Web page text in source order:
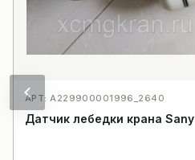
АРТ: A229900001996_2640
Датчик лебедки крана Sany